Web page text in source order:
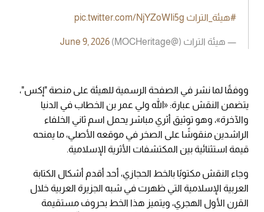
#هيئة_التراث pic.twitter.com/NjYZoWIi5g
— هيئة التراث (@MOCHeritage) June 9, 2026
ووفقًا لما نشر في الصفحة الرسمية للهيئة على منصة "إكس"،
يتضمن النقش عبارة: «الله ولي عمر بن الخطاب في الدنيا
والآخرة»، وهو توثيق أثري مباشر يحمل اسم ثاني الخلفاء
الراشدين منقوشًا على الصخر في موقعه الأصلي، ما يمنحه
قيمة استثنائية بين المكتشفات الأثرية الإسلامية.
وجاء النقش مكتوبًا بالخط الحجازي، أحد أقدم أشكال الكتابة
العربية الإسلامية التي ظهرت في شبه الجزيرة العربية خلال
القرن الأول الهجري، ويتميز هذا الخط بحروف مستقيمة